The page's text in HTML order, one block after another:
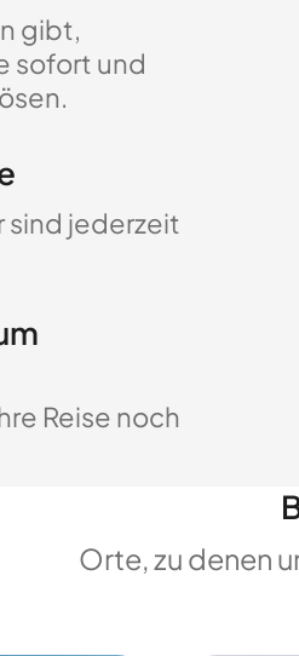
gibt,
sofort und
sind jederzeit
Reise noch
Orte, zu denen